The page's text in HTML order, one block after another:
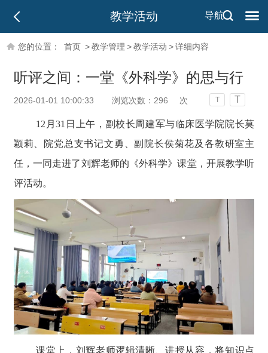
导航
教学活动
您的位置： 首页 >教学管理 >教学活动 >详细内容
听评之间：一堂《外科学》的思与行
2026-01-01 10:00:33 浏览次数： 296 次 T T
12月31日上午，副校长周建军与临床医学院院长莫
颖莉、院党总支书记文勇、副院长侯菊花及各教研室主
任，一同走进了刘辉老师的《外科学》课堂，开展教学听
评活动。
课堂上，刘辉老师逻辑清晰、讲授从容，将知识点